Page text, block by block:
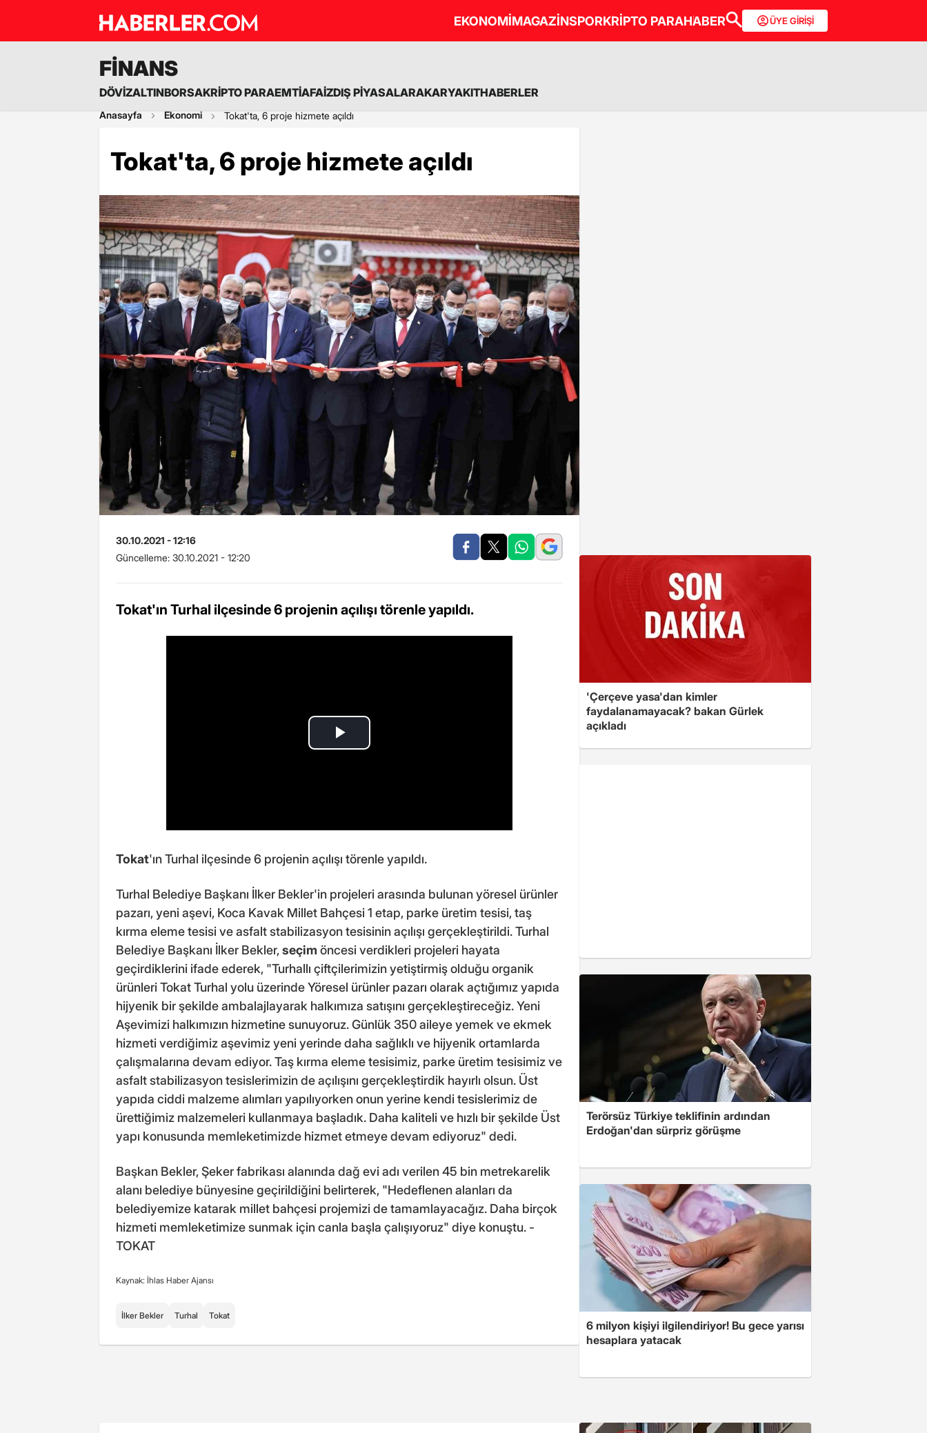
EKONOMİMAGAZİNSPORKRİPTO PARAHABER ÜYE GİRİŞİ
FİNANS
DÖVİZALTINBORSAKRİPTO PARAEMTİAFAİZDIŞ PİYASALARAKARYAKITHABERLER
Anasayfa Ekonomi Tokat'ta, 6 proje hizmete açıldı
Tokat'ta, 6 proje hizmete açıldı
30.10.2021 - 12:16
Güncelleme: 30.10.2021 - 12:20
Tokat'ın Turhal ilçesinde 6 projenin açılışı törenle yapıldı.
Tokat'ın Turhal ilçesinde 6 projenin açılışı törenle yapıldı.
Turhal Belediye Başkanı İlker Bekler'in projeleri arasında bulunan yöresel ürünler
pazarı, yeni aşevi, Koca Kavak Millet Bahçesi 1 etap, parke üretim tesisi, taş
kırma eleme tesisi ve asfalt stabilizasyon tesisinin açılışı gerçekleştirildi. Turhal
Belediye Başkanı İlker Bekler,seçim öncesi verdikleri projeleri hayata
geçirdiklerini ifade ederek, "Turhallı çiftçilerimizin yetiştirmiş olduğu organik
ürünleri Tokat Turhal yolu üzerinde Yöresel ürünler pazarı olarak açtığımız yapıda
hijyenik bir şekilde ambalajlayarak halkımıza satışını gerçekleştireceğiz. Yeni
Aşevimizi halkımızın hizmetine sunuyoruz. Günlük 350 aileye yemek ve ekmek
hizmeti verdiğimiz aşevimiz yeni yerinde daha sağlıklı ve hijyenik ortamlarda
çalışmalarına devam ediyor. Taş kırma eleme tesisimiz, parke üretim tesisimiz ve
asfalt stabilizasyon tesislerimizin de açılışını gerçekleştirdik hayırlı olsun. Üst
yapıda ciddi malzeme alımları yapılıyorken onun yerine kendi tesislerimiz de
ürettiğimiz malzemeleri kullanmaya başladık. Daha kaliteli ve hızlı bir şekilde Üst
yapı konusunda memleketimizde hizmet etmeye devam ediyoruz" dedi.
Başkan Bekler, Şeker fabrikası alanında dağ evi adı verilen 45 bin metrekarelik
alanı belediye bünyesine geçirildiğini belirterek, "Hedeflenen alanları da
belediyemize katarak millet bahçesi projemizi de tamamlayacağız. Daha birçok
hizmeti memleketimize sunmak için canla başla çalışıyoruz" diye konuştu. -
TOKAT
Kaynak: İhlas Haber Ajansı
İlker Bekler Turhal Tokat
'Çerçeve yasa'dan kimler
faydalanamayacak? bakan Gürlek
açıkladı
Terörsüz Türkiye teklifinin ardından
Erdoğan'dan sürpriz görüşme
6 milyon kişiyi ilgilendiriyor! Bu gece yarısı
hesaplara yatacak